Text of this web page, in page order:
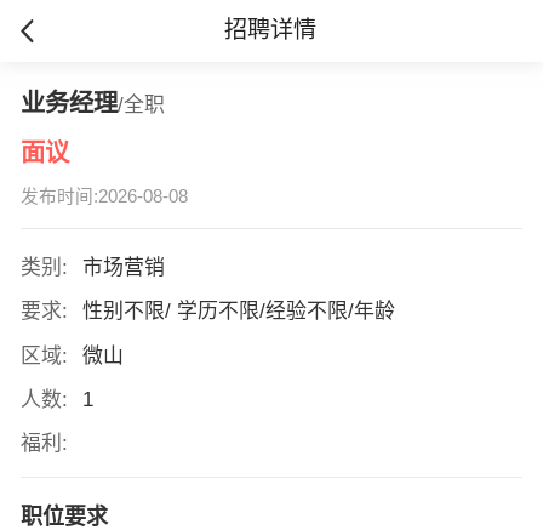
招聘详情
业务经理/全职
面议
发布时间:2026-08-08
类别:
市场营销
要求:
性别不限/ 学历不限/经验不限/年龄
区域:
微山
人数:
1
福利:
职位要求